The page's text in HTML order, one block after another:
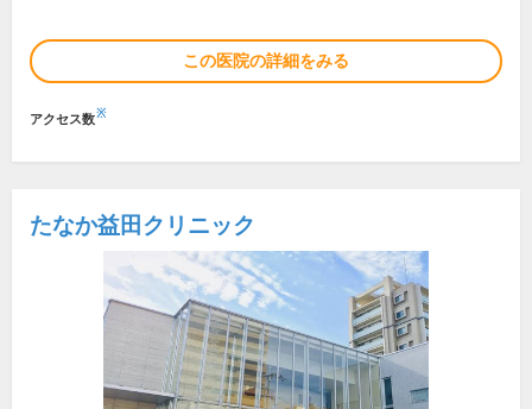
この医院の詳細をみる
アクセス数※
たなか益田クリニック